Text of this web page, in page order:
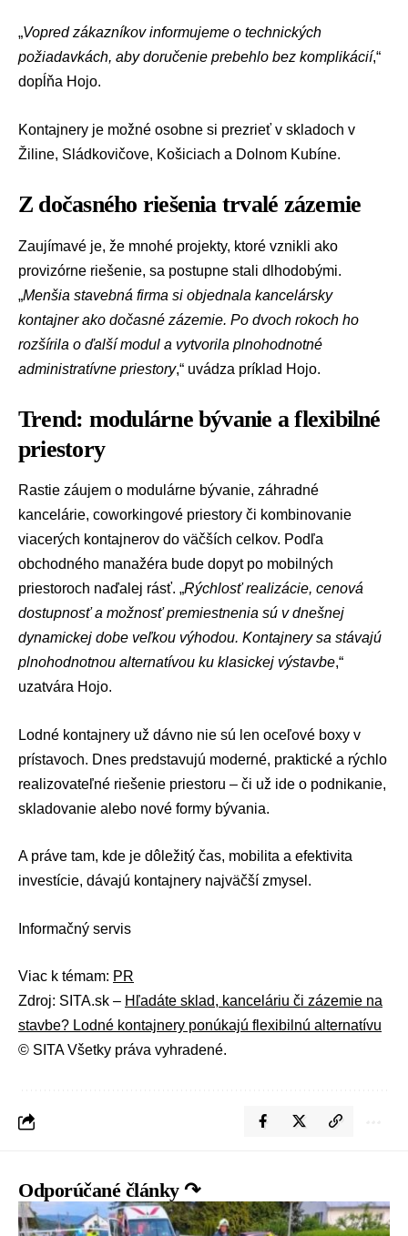
„Vopred zákazníkov informujeme o technických
požiadavkách, aby doručenie prebehlo bez komplikácií,“
dopĺňa Hojo.
Kontajnery je možné osobne si prezrieť v skladoch v
Žiline, Sládkovičove, Košiciach a Dolnom Kubíne.
Z dočasného riešenia trvalé zázemie
Zaujímavé je, že mnohé projekty, ktoré vznikli ako
provizórne riešenie, sa postupne stali dlhodobými.
„Menšia stavebná firma si objednala kancelársky
kontajner ako dočasné zázemie. Po dvoch rokoch ho
rozšírila o ďalší modul a vytvorila plnohodnotné
administratívne priestory,“ uvádza príklad Hojo.
Trend: modulárne bývanie a flexibilné
priestory
Rastie záujem o modulárne bývanie, záhradné
kancelárie, coworkingové priestory či kombinovanie
viacerých kontajnerov do väčších celkov. Podľa
obchodného manažéra bude dopyt po mobilných
priestoroch naďalej rásť. „Rýchlosť realizácie, cenová
dostupnosť a možnosť premiestnenia sú v dnešnej
dynamickej dobe veľkou výhodou. Kontajnery sa stávajú
plnohodnotnou alternatívou ku klasickej výstavbe,“
uzatvára Hojo.
Lodné kontajnery už dávno nie sú len oceľové boxy v
prístavoch. Dnes predstavujú moderné, praktické a rýchlo
realizovateľné riešenie priestoru – či už ide o podnikanie,
skladovanie alebo nové formy bývania.
A práve tam, kde je dôležitý čas, mobilita a efektivita
investície, dávajú kontajnery najväčší zmysel.
Informačný servis
Viac k témam: PR
Zdroj: SITA.sk – Hľadáte sklad, kanceláriu či zázemie na
stavbe? Lodné kontajnery ponúkajú flexibilnú alternatívu
© SITA Všetky práva vyhradené.
Odporúčané články ↷